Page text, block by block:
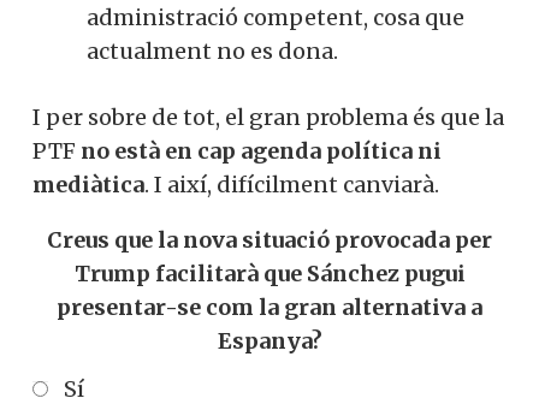
administració competent, cosa que
actualment no es dona.
I per sobre de tot, el gran problema és que la
PTF no està en cap agenda política ni
mediàtica. I així, difícilment canviarà.
Creus que la nova situació provocada per
Trump facilitarà que Sánchez pugui
presentar-se com la gran alternativa a
Espanya?
Sí